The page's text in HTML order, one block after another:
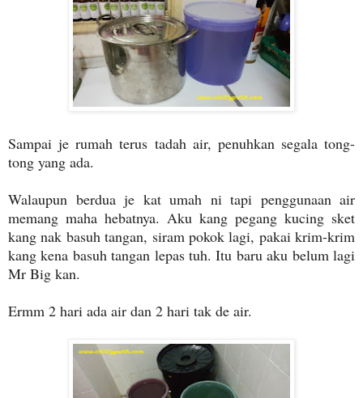
Sampai je rumah terus tadah air, penuhkan segala tong-
tong yang ada.
Walaupun berdua je kat umah ni tapi penggunaan air
memang maha hebatnya. Aku kang pegang kucing sket
kang nak basuh tangan, siram pokok lagi, pakai krim-krim
kang kena basuh tangan lepas tuh. Itu baru aku belum lagi
Mr Big kan.
Ermm 2 hari ada air dan 2 hari tak de air.